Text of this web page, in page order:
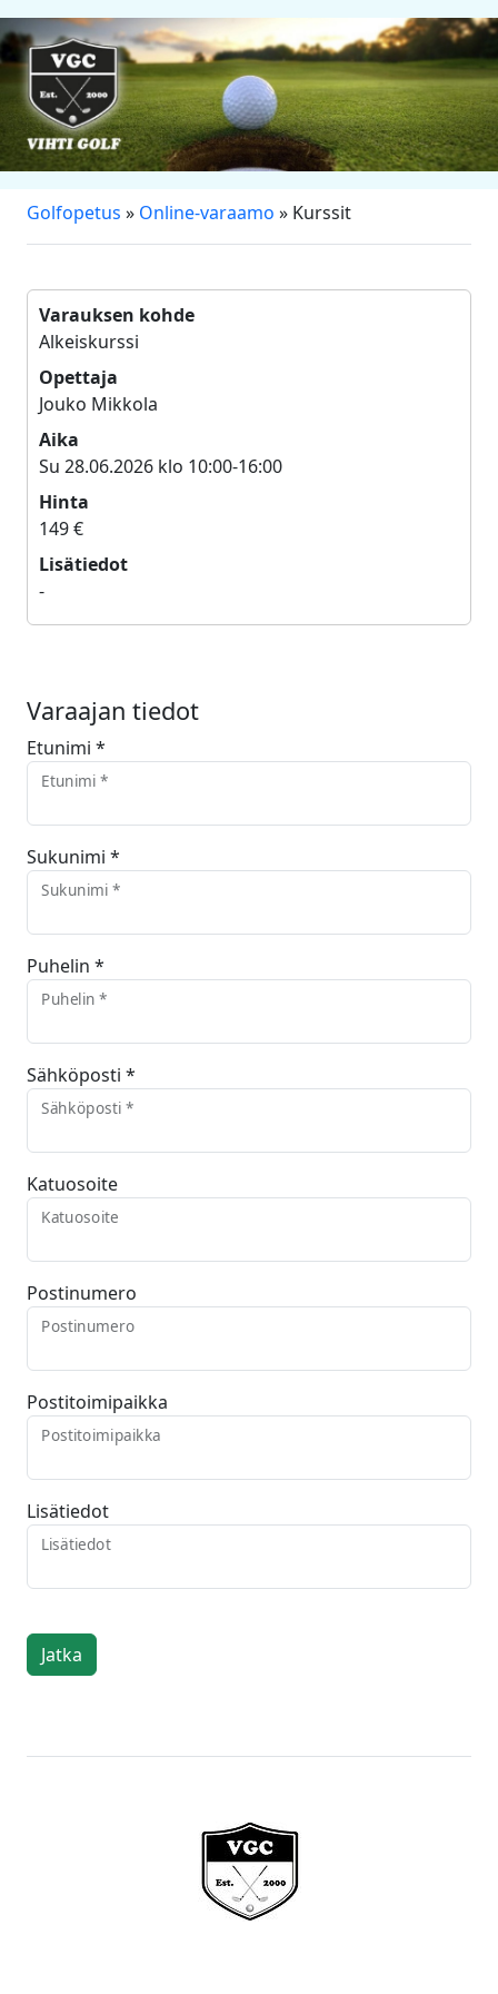
Golfopetus » Online-varaamo » Kurssit
Varauksen kohde
Alkeiskurssi
Opettaja
Jouko Mikkola
Aika
Su 28.06.2026 klo 10:00-16:00
Hinta
149 €
Lisätiedot
-
Varaajan tiedot
Etunimi *
Etunimi *
Sukunimi *
Sukunimi *
Puhelin *
Puhelin *
Sähköposti *
Sähköposti *
Katuosoite
Katuosoite
Postinumero
Postinumero
Postitoimipaikka
Postitoimipaikka
Lisätiedot
Lisätiedot